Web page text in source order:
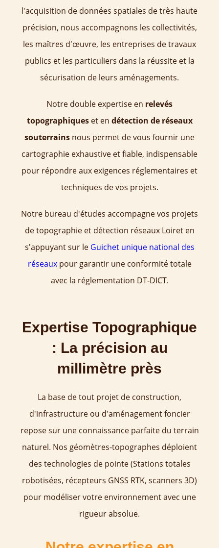
l'acquisition de données spatiales de très haute
précision, nous accompagnons les collectivités,
les maîtres d'œuvre, les entreprises de travaux
publics et les particuliers dans la réussite et la
sécurisation de leurs aménagements.
Notre double expertise en relevés
topographiqueset en détection de réseaux
souterrains nous permet de vous fournir une
cartographie exhaustive et fiable, indispensable
pour répondre aux exigences réglementaires et
techniques de vos projets.
Notre bureau d'études accompagne vos projets
de topographie et détection réseaux Loiret en
s'appuyant sur le Guichet unique national des
réseauxpour garantir une conformité totale
avec la réglementation DT-DICT.
Expertise Topographique
: La précision au
millimètre près
La base de tout projet de construction,
d'infrastructure ou d'aménagement foncier
repose sur une connaissance parfaite du terrain
naturel. Nos géomètres-topographes déploient
des technologies de pointe (Stations totales
robotisées, récepteurs GNSS RTK, scanners 3D)
pour modéliser votre environnement avec une
rigueur absolue.